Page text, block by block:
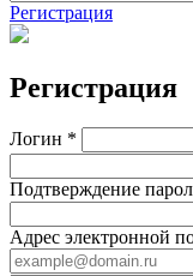
Регистрация
Регистрация
Логин *
Подтверждение
Адрес электронной